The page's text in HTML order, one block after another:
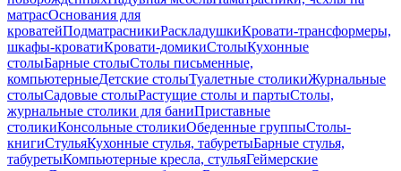
матрасОснования для
кроватейПодматрасникиРаскладушкиКровати-трансформеры,
шкафы-кроватиКровати-домикиСтолыКухонные
столыБарные столыСтолы письменные,
компьютерныеДетские столыТуалетные столикиЖурнальные
столыСадовые столыРастущие столы и партыСтолы,
журнальные столики для баниПриставные
столикиКонсольные столикиОбеденные группыСтолы-
книгиСтульяКухонные стулья, табуретыБарные стулья,
табуретыКомпьютерные кресла, стульяГеймерские